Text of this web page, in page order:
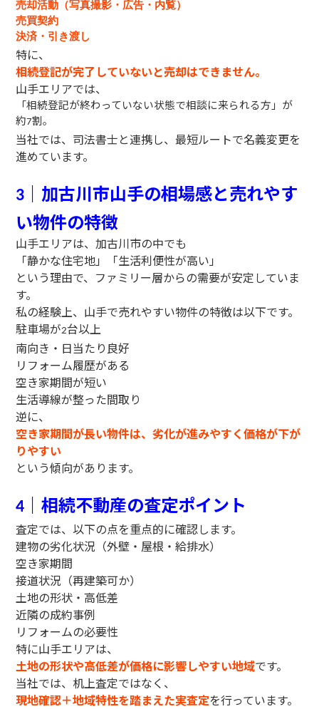
売却活動（写真撮影・広告・内覧）
売買契約
決済・引き渡し
特に、
相続登記が完了していないと売却はできません。
山手エリアでは、
「相続登記が終わっていない状態で相談に来られる方」が
約7割。
当社では、司法書士と連携し、最短ルートで名義変更を
進めています。
3 ｜加古川市山手の相場感と売れやす
い物件の特徴
山手エリアは、加古川市の中でも
「静かな住宅地」「生活利便性が高い」
という理由で、ファミリー層からの需要が安定していま
す。
私の経験上、山手で売れやすい物件の特徴は以下です。
駐車場が2台以上
南向き・日当たり良好
リフォーム履歴がある
空き家期間が短い
生活導線が整った間取り
逆に、
空き家期間が長い物件は、劣化が進みやすく価格が下が
りやすい
という傾向があります。
4 ｜相続不動産の査定ポイント
査定では、以下の点を重点的に確認します。
建物の劣化状況（外壁・屋根・給排水）
空き家期間
接道状況（再建築可か）
土地の形状・高低差
近隣の成約事例
リフォームの必要性
特に山手エリアは、
土地の形状や高低差が価格に影響しやすい地域です。
当社では、机上査定ではなく、
現地確認＋地域特性を踏まえた実査定を行っています。